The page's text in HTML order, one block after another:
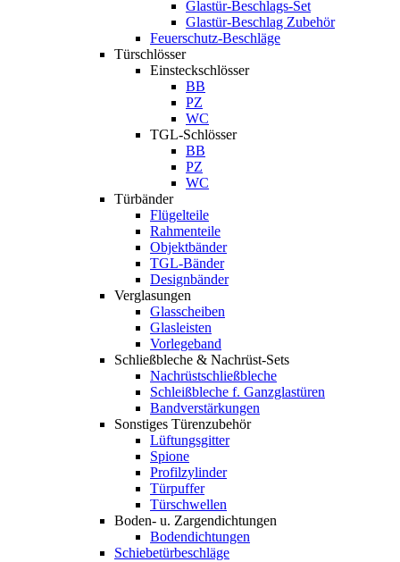
Glastür-Beschlags-Set
Glastür-Beschlag Zubehör
Feuerschutz-Beschläge
Türschlösser
Einsteckschlösser
BB
PZ
WC
TGL-Schlösser
BB
PZ
WC
Türbänder
Flügelteile
Rahmenteile
Objektbänder
TGL-Bänder
Designbänder
Verglasungen
Glasscheiben
Glasleisten
Vorlegeband
Schließbleche & Nachrüst-Sets
Nachrüstschließbleche
Schleißbleche f. Ganzglastüren
Bandverstärkungen
Sonstiges Türenzubehör
Lüftungsgitter
Spione
Profilzylinder
Türpuffer
Türschwellen
Boden- u. Zargendichtungen
Bodendichtungen
Schiebetürbeschläge